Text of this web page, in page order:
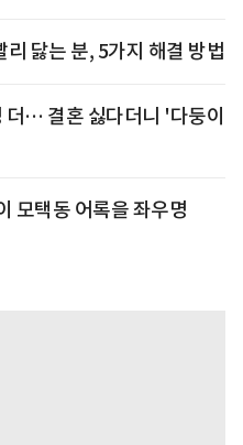
닳는 분, 5가지 해결 방법
더… 결혼 싫다더니 '다둥이
모택동 어록을 좌우명